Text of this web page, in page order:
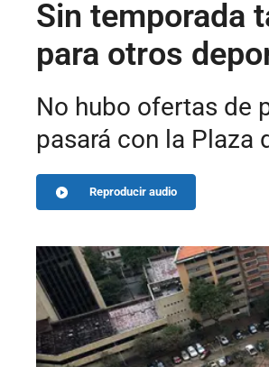
Sin temporada
para otros
No hubo ofertas de
pasará con la Plaza
Reproducir audio